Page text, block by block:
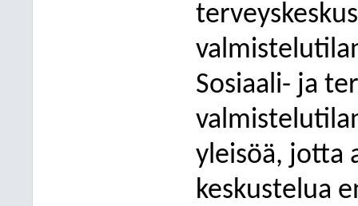
Sosiaali- ja
yleisöä, jotta
keskustelua